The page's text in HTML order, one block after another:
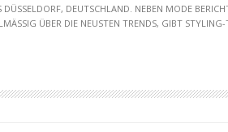
DEUTSCHLAND. NEBEN MODE
ÜBER DIE NEUSTEN TRENDS, GIBT